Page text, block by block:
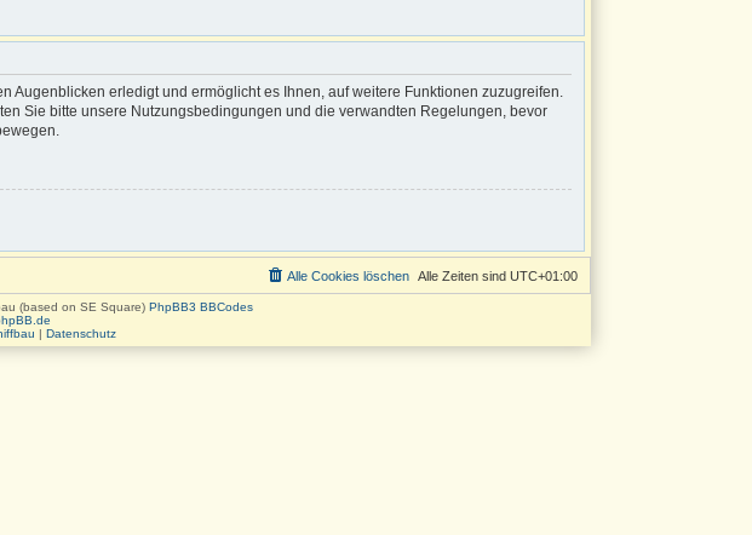
erledigt und ermöglicht es Ihnen, auf weitere Funktionen zuzugreifen.
Sie bitte unsere Nutzungsbedingungen und die verwandten Regelungen, bevor
Alle Zeiten sind UTC+01:00
Alle Cookies löschen
(based on SE Square) PhpBB3 BBCodes
| Datenschutz